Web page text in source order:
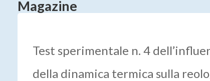
Magazine
Test sperimentale n. 4
della dinamica termica sulla